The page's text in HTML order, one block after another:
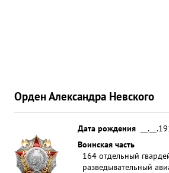
Орден Александра Невского
Дата рождения
Воинская часть
164 отдельный
разведывательный